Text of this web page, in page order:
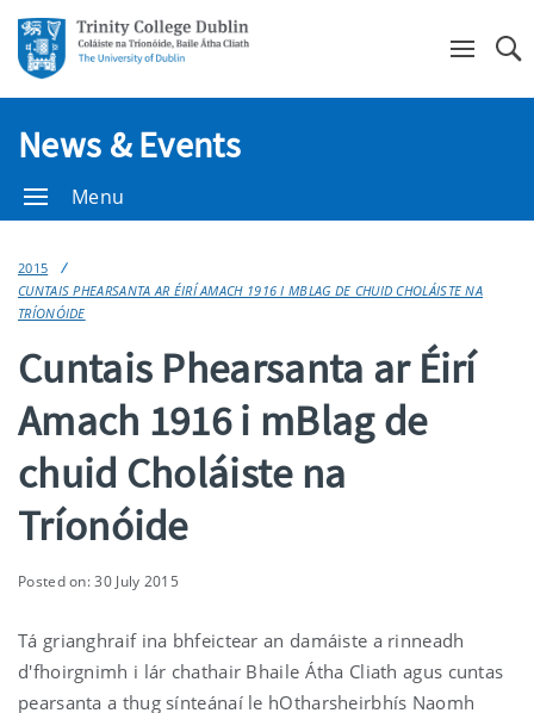
News & Events
Menu
2015
CUNTAIS PHEARSANTA AR ÉIRÍ AMACH 1916 I MBLAG DE CHUID CHOLÁISTE NA
TRÍONÓIDE
Cuntais Phearsanta ar Éirí
Amach 1916 i mBlag de
chuid Choláiste na
Tríonóide
Posted on: 30 July 2015
Tá grianghraif ina bhfeictear an damáiste a rinneadh
d'fhoirgnimh i lár chathair Bhaile Átha Cliath agus cuntas
pearsanta a thug sínteánaí le hOtharsheirbhís Naomh